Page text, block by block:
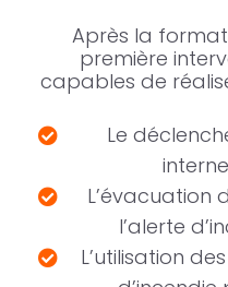
Après la
première
capables de
Le
L’évacuation
l’alerte
L’utilisation